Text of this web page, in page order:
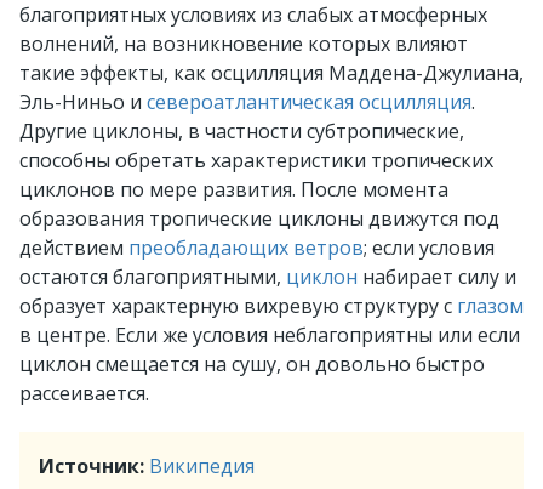
благоприятных условиях из слабых атмосферных
волнений, на возникновение которых влияют
такие эффекты, как осцилляция Маддена-Джулиана,
Эль-Ниньо и североатлантическая осцилляция.
Другие циклоны, в частности субтропические,
способны обретать характеристики тропических
циклонов по мере развития. После момента
образования тропические циклоны движутся под
действием преобладающих ветров; если условия
остаются благоприятными, циклон набирает силу и
образует характерную вихревую структуру с глазом
в центре. Если же условия неблагоприятны или если
циклон смещается на сушу, он довольно быстро
рассеивается.
Источник: Википедия